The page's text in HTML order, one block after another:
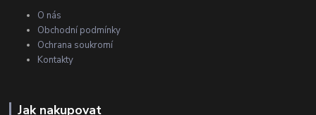
O nás
Obchodní podmínky
Ochrana soukromí
Kontakty
Jak nakupovat